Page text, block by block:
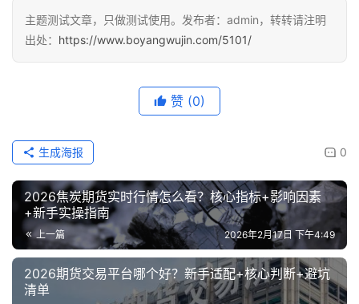
主题测试文章，只做测试使用。发布者：admin，转转请注明
出处： https://www.boyangwujin.com/5101/
赞 (0)
0
生成海报
2026焦炭期货实时行情怎么看？核心指标+影响因素
+新手实操指南
上一篇 2026年2月17日 下午4:49
2026期货交易平台哪个好？新手适配+核心判断+避坑
清单